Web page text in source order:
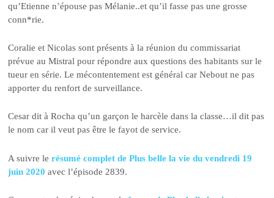
qu’Etienne n’épouse pas Mélanie..et qu’il fasse pas une grosse
conn*rie.
Coralie et Nicolas sont présents à la réunion du commissariat
prévue au Mistral pour répondre aux questions des habitants sur le
tueur en série. Le mécontentement est général car Nebout ne pas
apporter du renfort de surveillance.
Cesar dit à Rocha qu’un garçon le harcèle dans la classe…il dit pas
le nom car il veut pas être le fayot de service.
A suivre lerésumé complet de Plus belle la vie du vendredi 19
juin 2020 avec l’épisode 2839.